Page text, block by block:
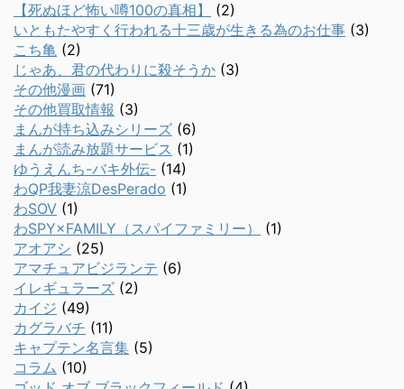
【死ぬほど怖い噂100の真相】
(2)
いともたやすく行われる十三歳が生きる為のお仕事 (3)
こち亀 (2)
じゃあ、君の代わりに殺そうか (3)
その他漫画 (71)
その他買取情報 (3)
まんが持ち込みシリーズ (6)
まんが読み放題サービス (1)
ゆうえんち-バキ外伝- (14)
わQP我妻涼DesPerado (1)
わSOV (1)
わSPY×FAMILY（スパイファミリー）
(1)
アオアシ (25)
アマチュアビジランテ (6)
イレギュラーズ (2)
カイジ (49)
カグラバチ (11)
キャプテン名言集 (5)
コラム (10)